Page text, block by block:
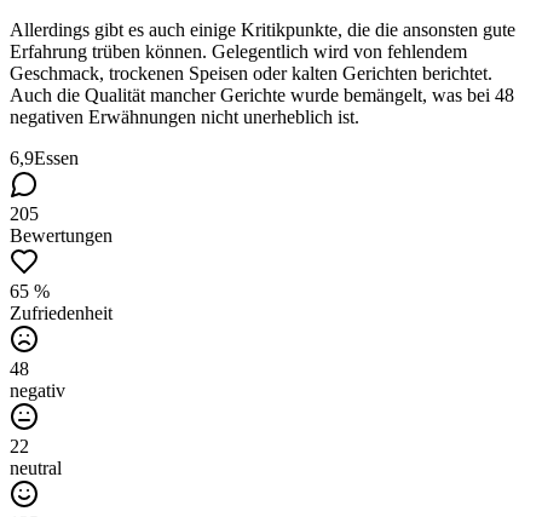
Allerdings gibt es auch einige Kritikpunkte, die die ansonsten gute
Erfahrung trüben können. Gelegentlich wird von fehlendem
Geschmack, trockenen Speisen oder kalten Gerichten berichtet.
Auch die Qualität mancher Gerichte wurde bemängelt, was bei 48
negativen Erwähnungen nicht unerheblich ist.
6,9Essen
205
Bewertungen
65 %
Zufriedenheit
48
negativ
22
neutral